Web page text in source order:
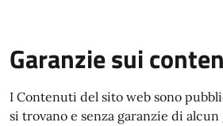
Garanzie sui
I Contenuti del sito web sono
si trovano e senza garanzie di